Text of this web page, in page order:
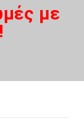
με